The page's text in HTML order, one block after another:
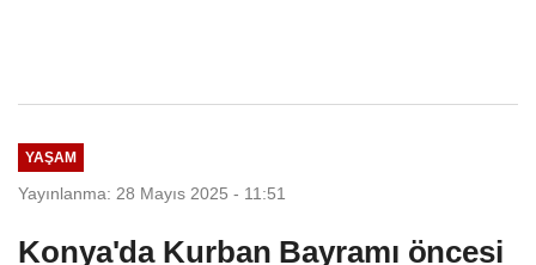
YAŞAM
Yayınlanma: 28 Mayıs 2025 - 11:51
Konya'da Kurban Bayramı öncesi